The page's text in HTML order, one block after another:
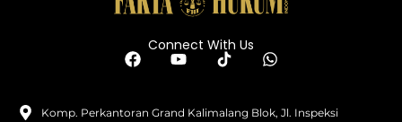
Connect With Us
Komp. Perkantoran Grand Kalimalang Blok, Jl. Inspeksi